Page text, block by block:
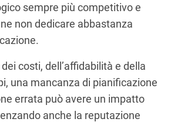
sempre più competitivo e
non dedicare abbastanza
costi, dell’affidabilità e della
una mancanza di pianificazione
errata può avere un impatto
anche la reputazione